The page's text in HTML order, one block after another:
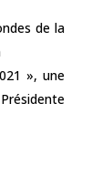
de la
», une